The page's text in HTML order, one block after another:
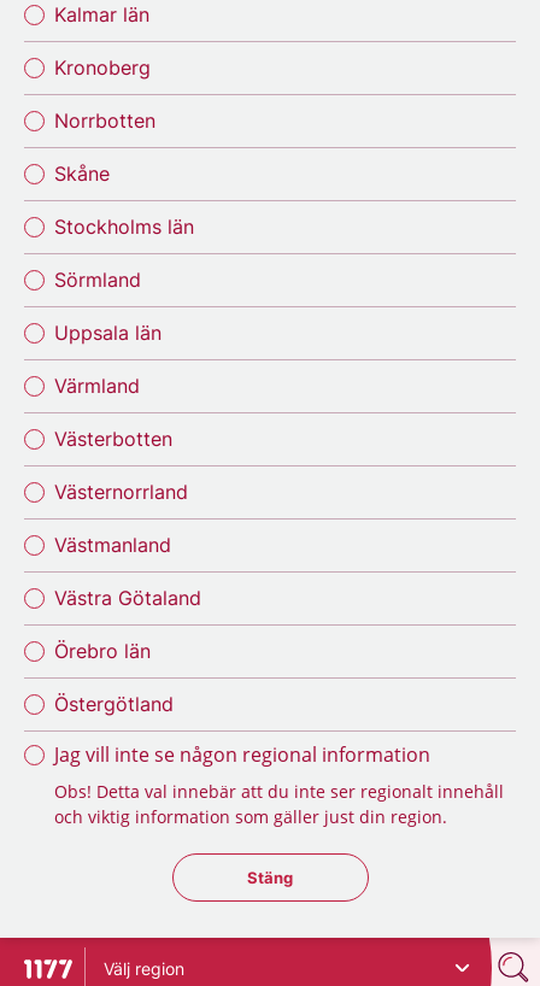
Kalmar län
Kronoberg
Norrbotten
Skåne
Stockholms län
Sörmland
Uppsala län
Värmland
Västerbotten
Västernorrland
Västmanland
Västra Götaland
Örebro län
Östergötland
Jag vill inte se någon regional information
Obs! Detta val innebär att du inte ser regionalt innehåll
och viktig information som gäller just din region.
Stäng regionsväljaren
Stäng
Till startsidan för 1177
Välj region